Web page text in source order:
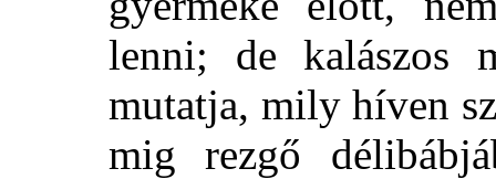
lenni; de kalászos
mutatja, mily híven
mig rezgő